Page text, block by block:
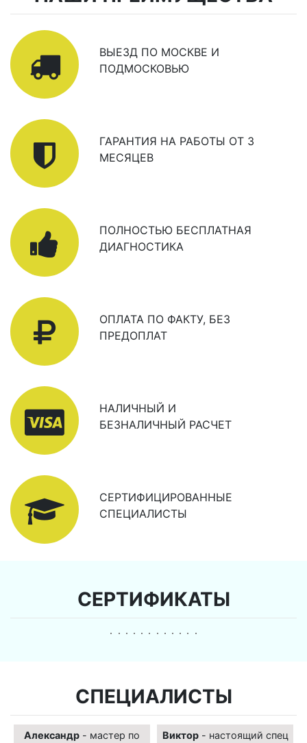
ВЫЕЗД ПО МОСКВЕ И
ПОДМОСКОВЬЮ
ГАРАНТИЯ НА РАБОТЫ ОТ 3
МЕСЯЦЕВ
ПОЛНОСТЬЮ БЕСПЛАТНАЯ
ДИАГНОСТИКА
ОПЛАТА ПО ФАКТУ, БЕЗ
ПРЕДОПЛАТ
НАЛИЧНЫЙ И
БЕЗНАЛИЧНЫЙ РАСЧЕТ
СЕРТИФИЦИРОВАННЫЕ
СПЕЦИАЛИСТЫ
СЕРТИФИКАТЫ
СПЕЦИАЛИСТЫ
Александр - мастер по
Виктор- настоящий спец